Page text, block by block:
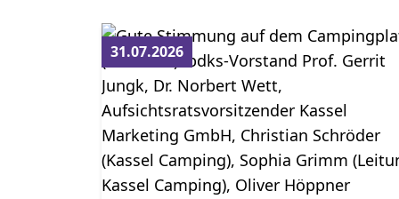
31.07.2026